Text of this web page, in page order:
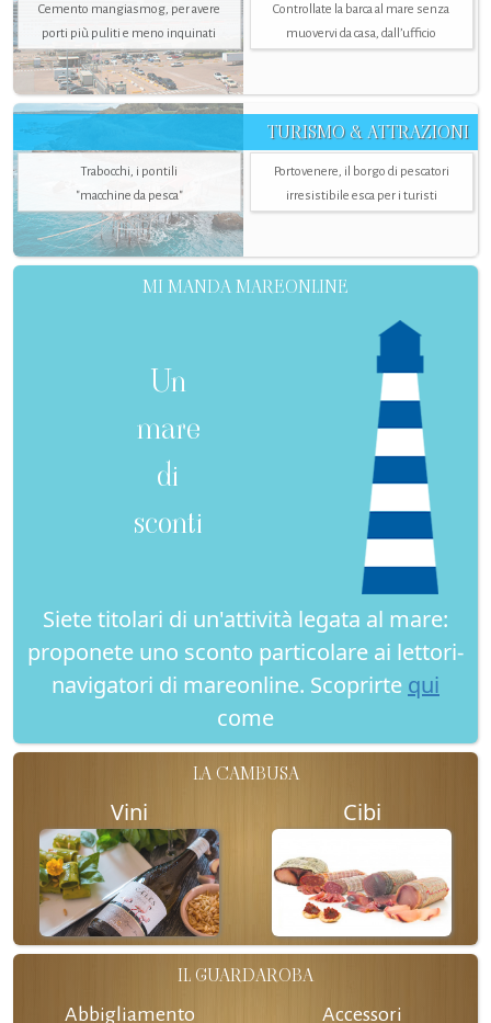
Cemento mangiasmog, per avere
porti più puliti e meno inquinati
Controllate la barca al mare senza
muovervi da casa, dall’ufficio
TURISMO & ATTRAZIONI
Trabocchi, i pontili
"macchine da pesca"
Portovenere, il borgo di pescatori
irresistibile esca per i turisti
MI MANDA MAREONLINE
Un
mare
di
sconti
Siete titolari di un'attività legata al mare:
proponete uno sconto particolare ai lettori-
navigatori di mareonline. Scoprirte qui
come
LA CAMBUSA
Vini Cibi
IL GUARDAROBA
Abbigliamento Accessori